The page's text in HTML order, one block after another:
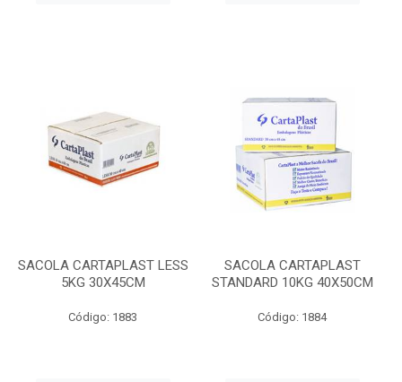
SACOLA CARTAPLAST LESS
5KG 30X45CM
Código: 1883
SACOLA CARTAPLAST
STANDARD 10KG 40X50CM
Código: 1884